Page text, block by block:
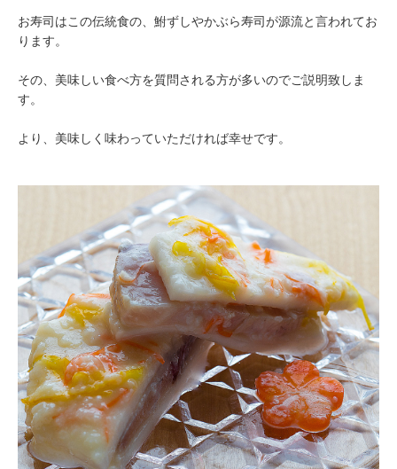
お寿司はこの伝統食の、鮒ずしやかぶら寿司が源流と言われてお
ります。
その、美味しい食べ方を質問される方が多いのでご説明致しま
す。
より、美味しく味わっていただければ幸せです。